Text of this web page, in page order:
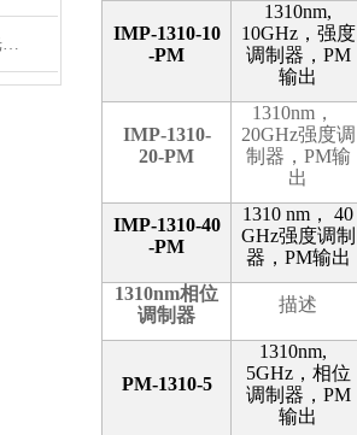
Laseroptik双色镜：精确控制光的波长与功率
IMP-1310-10
-PM
1310nm,
10GHz，强度
调制器， PM
输出
IMP-1310-
20-PM
1310nm ，
20GHz强度调
制器， PM输
出
IMP-1310-40
-PM
1310 nm ，
40
GHz强度调制
器， PM输出
1310nm相位
调制器
描述
PM-1310-5
1310nm,
5GHz，相位
调制器， PM
输出